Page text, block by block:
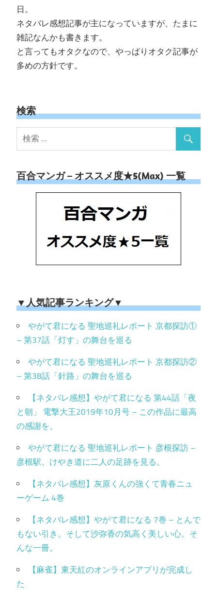
日。
ネタバレ感想記事が主になっていますが、たまに
雑記なんかも書きます。
と言ってもオタクなので、やっぱりオタク記事が
多めの方針です。
検索
百合マンガ – オススメ度★5(Max) 一覧
▼人気記事ランキング▼
やがて君になる 聖地巡礼レポート 京都探訪①
– 第37話「灯す」の舞台を巡る
やがて君になる 聖地巡礼レポート 京都探訪②
– 第38話「針路」の舞台を巡る
【ネタバレ感想】やがて君になる 第44話「夜
と朝」 電撃大王2019年10月号 – この作品に最高
の感謝を。
やがて君になる 聖地巡礼レポート 彦根探訪 –
彦根駅、けやき道に二人の足跡を見る。
【ネタバレ感想】灰原くんの強くて青春ニュ
ーゲーム 4巻
【ネタバレ感想】やがて君になる 7巻 – とんで
もない引き。そして沙弥香の気高く美しい心。そ
んな一冊。
【麻雀】東天紅のオンラインアプリが完成し
た